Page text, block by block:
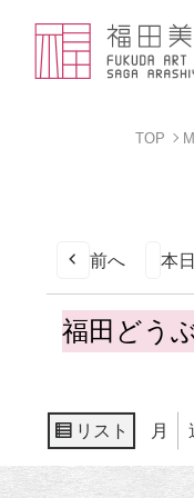
TOP
前へ 本日
福
田
ぶ
つ
え
福田どう
リスト
表
示
月